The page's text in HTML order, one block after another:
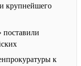
крупнейшего
поставили
к